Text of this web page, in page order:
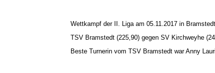
Wettkampf der II. Liga am 05.11.2017 in
TSV Bramstedt (225,90) gegen SV Kirchweyhe
Beste Turnerin vom TSV Bramstedt war Anny